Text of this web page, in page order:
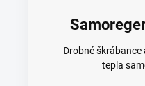
Drobné škrábance
tepla